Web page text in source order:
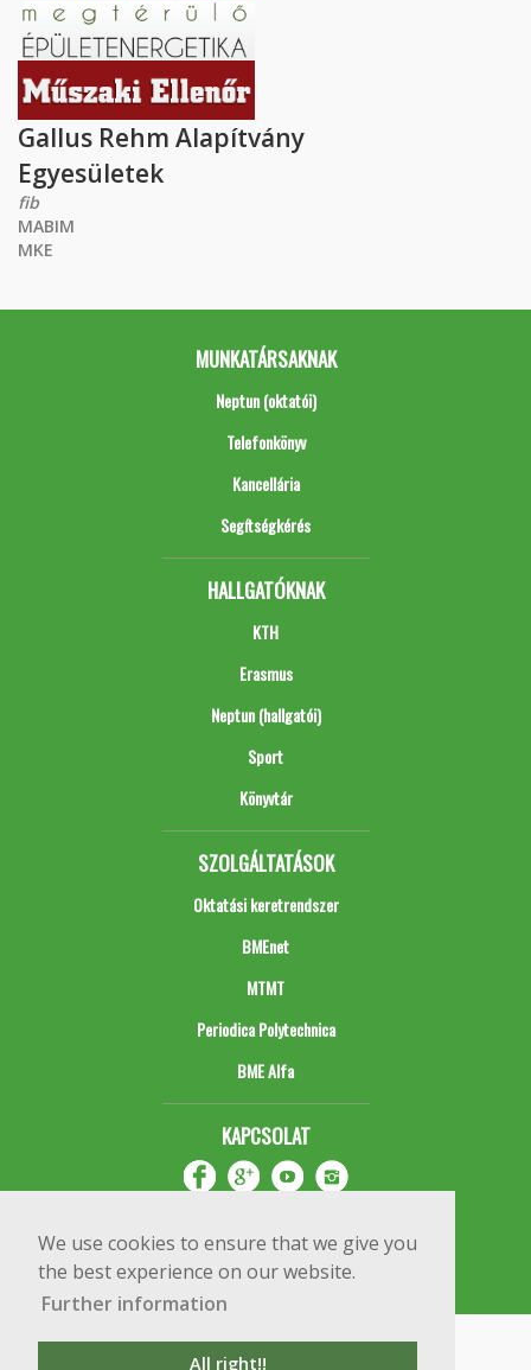
We use cookies to ensure that we give you
the best experience on our website.
Further information
All right!!
Gallus Rehm Alapítvány
Egyesületek
fib
MABIM
MKE
MUNKATÁRSAKNAK
Neptun (oktatói)
Telefonkönyv
Kancellária
Segítségkérés
HALLGATÓKNAK
KTH
Erasmus
Neptun (hallgatói)
Sport
Könyvtár
SZOLGÁLTATÁSOK
Oktatási keretrendszer
BMEnet
MTMT
Periodica Polytechnica
BME Alfa
KAPCSOLAT
Copyright © 2020 BME Építőmérnöki Kar